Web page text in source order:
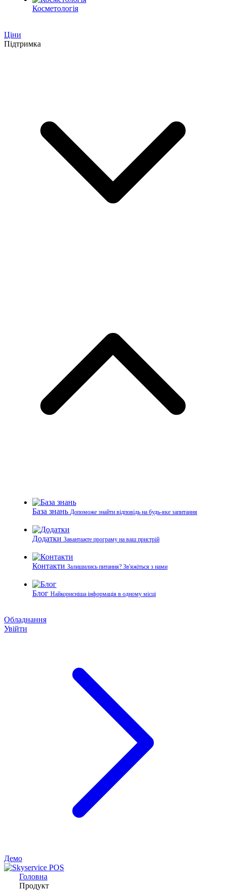
Косметологія
Ціни
Підтримка
База знань Допоможе знайти відповідь на будь-яке запитання
Додатки Завантажте програму на ваш пристрій
Контакти Залишились питання? Зв'яжіться з нами
Блог Найкорисніша інформація в одному місці
Обладнання
Увійти
Демо
Головна
Продукт